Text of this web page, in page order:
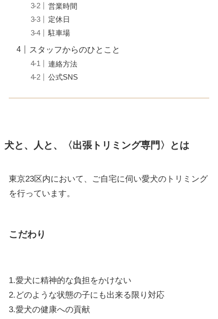
営業時間
定休日
駐車場
スタッフからのひとこと
連絡方法
公式SNS
犬と、人と、〈出張トリミング専門〉とは
東京23区内において、ご自宅に伺い愛犬のトリミング
を行っています。
こだわり
1.愛犬に精神的な負担をかけない
2.どのような状態の子にも出来る限り対応
3.愛犬の健康への貢献